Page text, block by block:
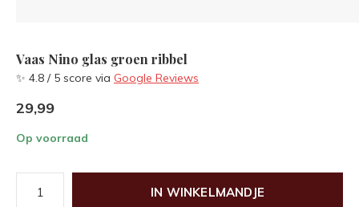
Vaas Nino glas groen ribbel
✨ 4.8 / 5 score via Google Reviews
29,99
Op voorraad
IN WINKELMANDJE